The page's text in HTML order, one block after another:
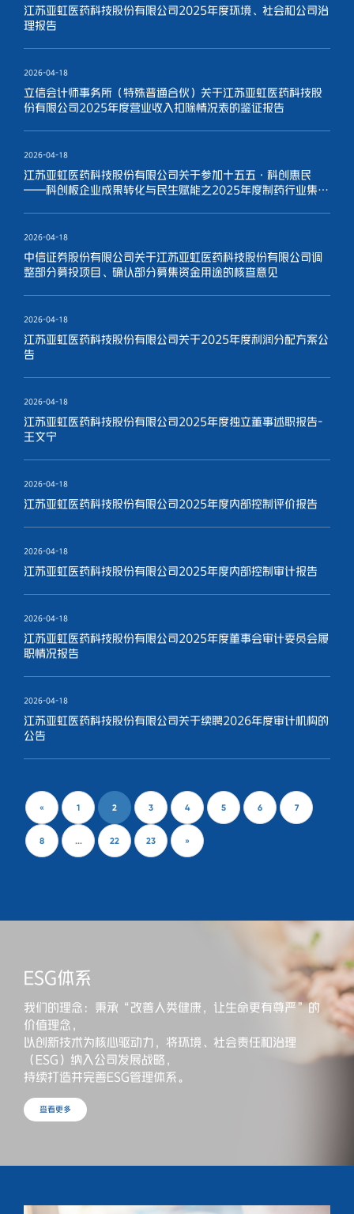
江苏亚虹医药科技股份有限公司2025年度环境、社会和公司治
理报告
2026-04-18
立信会计师事务所（特殊普通合伙）关于江苏亚虹医药科技股
份有限公司2025年度营业收入扣除情况表的鉴证报告
2026-04-18
江苏亚虹医药科技股份有限公司关于参加十五五·科创惠民
——科创板企业成果转化与民生赋能之2025年度制药行业集体
2026-04-18
中信证券股份有限公司关于江苏亚虹医药科技股份有限公司调
整部分募投项目、确认部分募集资金用途的核查意见
2026-04-18
江苏亚虹医药科技股份有限公司关于2025年度利润分配方案公
告
2026-04-18
江苏亚虹医药科技股份有限公司2025年度独立董事述职报告-
王文宁
2026-04-18
江苏亚虹医药科技股份有限公司2025年度内部控制评价报告
2026-04-18
江苏亚虹医药科技股份有限公司2025年度内部控制审计报告
2026-04-18
江苏亚虹医药科技股份有限公司2025年度董事会审计委员会履
职情况报告
2026-04-18
江苏亚虹医药科技股份有限公司关于续聘2026年度审计机构的
公告
« 1 2 3 4 5 6 7
8 ... 22 23 »
ESG体系
我们的理念：秉承“改善人类健康，让生命更有尊严”的
价值理念，
以创新技术为核心驱动力，将环境、社会责任和治理
（ESG）纳入公司发展战略，
持续打造并完善ESG管理体系。
查看更多